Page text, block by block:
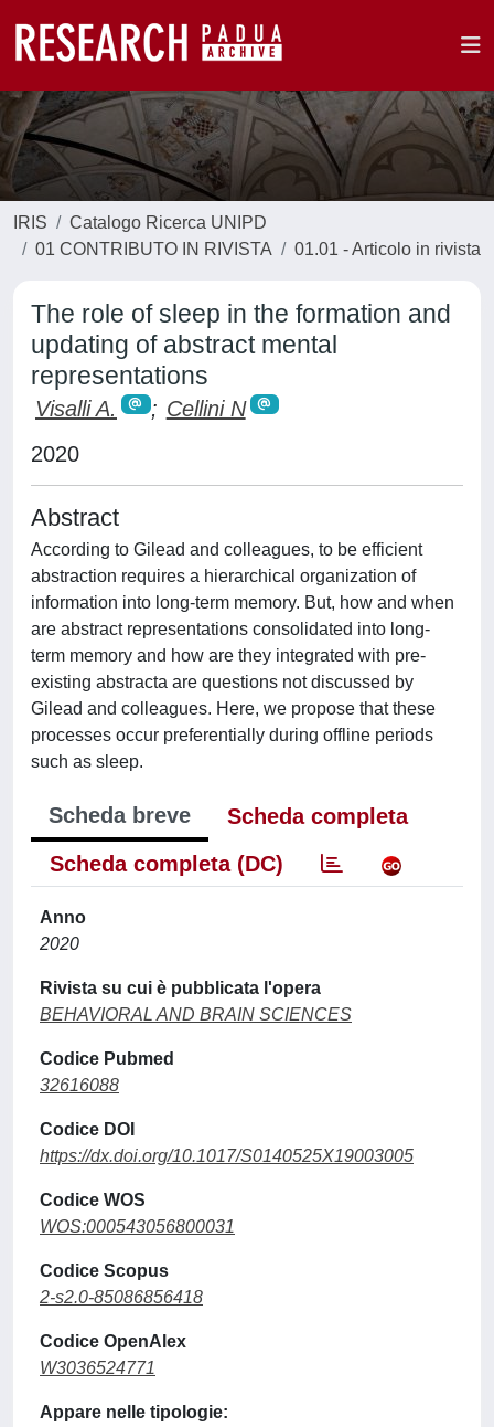
IRIS
Catalogo Ricerca UNIPD
01 CONTRIBUTO IN RIVISTA
01.01 - Articolo in rivista
The role of sleep in the formation and
updating of abstract mental
representations
Visalli A. ; Cellini N
2020
Abstract
According to Gilead and colleagues, to be efficient
abstraction requires a hierarchical organization of
information into long-term memory. But, how and when
are abstract representations consolidated into long-
term memory and how are they integrated with pre-
existing abstracta are questions not discussed by
Gilead and colleagues. Here, we propose that these
processes occur preferentially during offline periods
such as sleep.
Scheda breve
Scheda completa
Scheda completa (DC)
Anno
2020
Rivista su cui è pubblicata l'opera
BEHAVIORAL AND BRAIN SCIENCES
Codice Pubmed
32616088
Codice DOI
https://dx.doi.org/10.1017/S0140525X19003005
Codice WOS
WOS:000543056800031
Codice Scopus
2-s2.0-85086856418
Codice OpenAlex
W3036524771
Appare nelle tipologie: